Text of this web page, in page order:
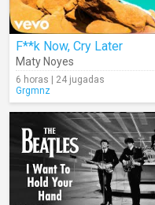
F**k Now, Cry Later
Maty Noyes
6 horas | 24 jugadas
Grgmnz